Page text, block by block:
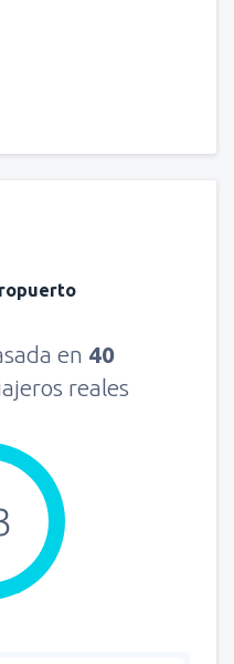
en 40
reales